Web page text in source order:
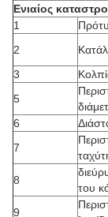
Ενιαίος
1
2
3
5
6
7
8
του
9